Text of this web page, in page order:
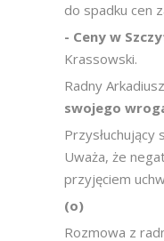
do spadku cen
- Ceny w
Krassowski.
Radny
swojego
Uważa, że
przyjęciem
(o)
Rozmowa z